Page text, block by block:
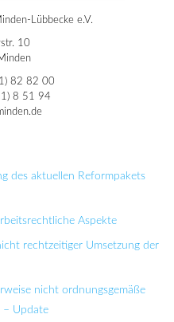
Lübbecke e.V.
10
82 82 00
8 51 94
des aktuellen Reformpakets
Aspekte
rechtzeitiger Umsetzung der
nicht ordnungsgemäße
– Update